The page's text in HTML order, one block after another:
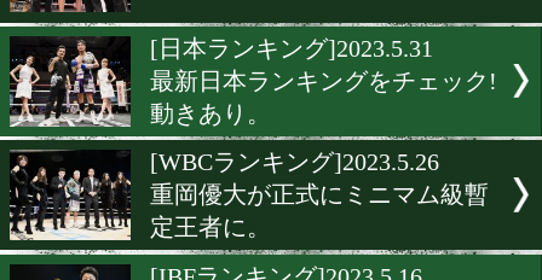
[WBCランキング]2023.6.18
力石政法が5位にアップ!
[WBOランキング]2023.6.17
WBO4人の新チャンピオン